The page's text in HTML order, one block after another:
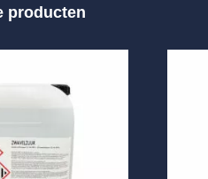
producten